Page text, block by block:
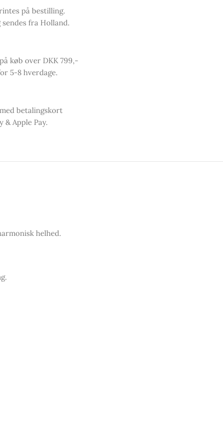
på bestilling.
fra Holland.
køb over DKK 799,-
5-8 hverdage.
betalingskort
& Apple Pay.
helhed.